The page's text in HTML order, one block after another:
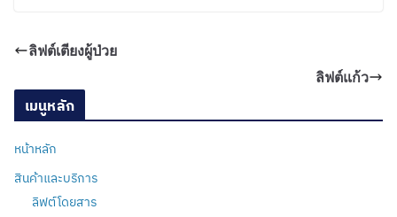
ลิฟต์เตียงผู้ป่วย
ลิฟต์แก้ว
เมนูหลัก
หน้าหลัก
สินค้าและบริการ
ลิฟต์โดยสาร